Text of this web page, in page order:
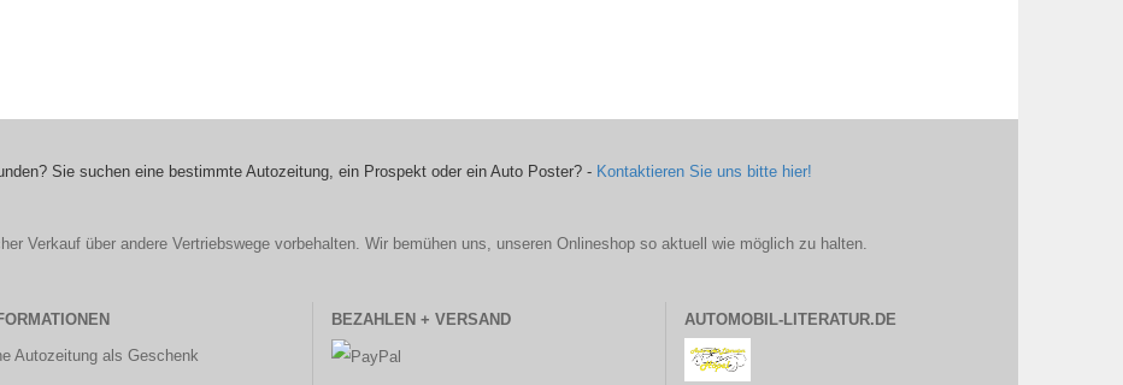
Sie suchen eine bestimmte Autozeitung, ein Prospekt oder ein Auto Poster? - Kontaktieren Sie uns bitte hier!
Verkauf über andere Vertriebswege vorbehalten. Wir bemühen uns, unseren Onlineshop so aktuell wie möglich zu halten.
Autozeitung als Geschenk
BEZAHLEN + VERSAND AUTOMOBIL-LITERATUR.DE